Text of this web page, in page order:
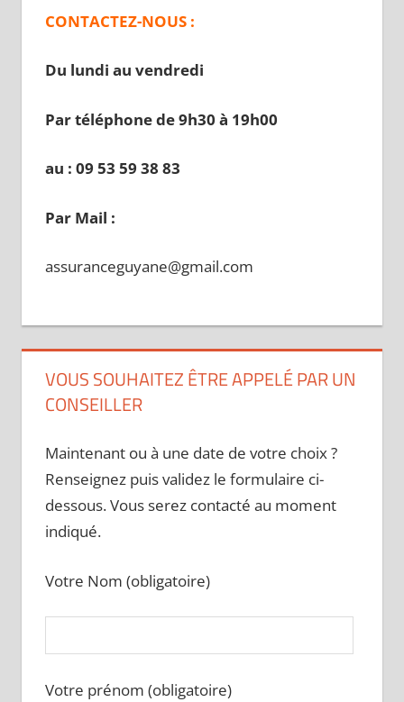
CONTACTEZ-NOUS :
Du lundi au vendredi
Par téléphone de 9h30 à 19h00
au : 09 53 59 38 83
Par Mail :
assuranceguyane@gmail.com
VOUS SOUHAITEZ ÊTRE APPELÉ PAR UN
CONSEILLER
Maintenant ou à une date de votre choix ?
Renseignez puis validez le formulaire ci-
dessous. Vous serez contacté au moment
indiqué.
Votre Nom (obligatoire)
Votre prénom (obligatoire)